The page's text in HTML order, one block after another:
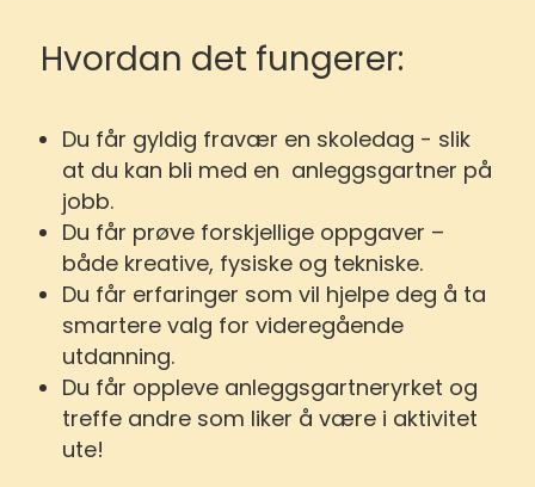
Hvordan det fungerer:
Du får gyldig fravær en skoledag - slik
at du kan bli med en anleggsgartner på
jobb.
Du får prøve forskjellige oppgaver –
både kreative, fysiske og tekniske.
Du får erfaringer som vil hjelpe deg å ta
smartere valg for videregående
utdanning.
Du får oppleve anleggsgartneryrket og
treffe andre som liker å være i aktivitet
ute!